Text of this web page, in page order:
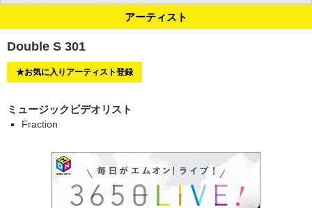
アーティスト
Double S 301
★お気に入りアーティスト登録
ミュージックビデオリスト
Fraction